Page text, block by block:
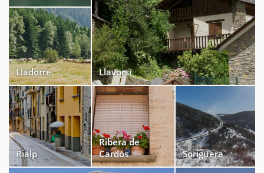
Lladorre Llavorsí
Rialp
Ribera de
Cardós
Soriguera